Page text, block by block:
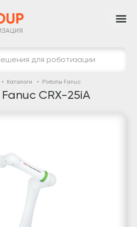
для роботизации
Каталоги Роботы Fanuс
CRX-25iA